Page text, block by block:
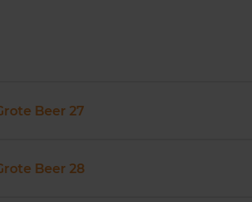
Beer 27
Beer 28